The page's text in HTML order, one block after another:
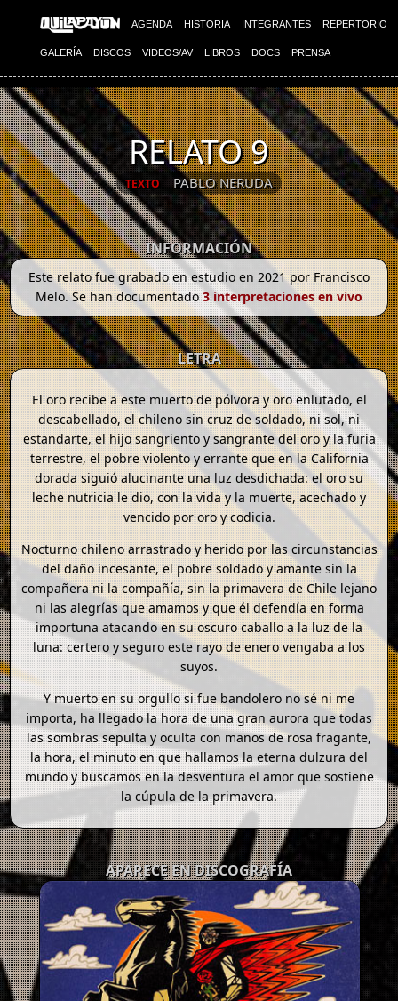
AGENDA HISTORIA INTEGRANTES REPERTORIO
GALERÍA DISCOS VIDEOS/AV LIBROS DOCS PRENSA
RELATO 9
TEXTO PABLO NERUDA
INFORMACIÓN
Este relato fue grabado en estudio en 2021 por Francisco
Melo. Se han documentado3 interpretaciones en vivo
LETRA
El oro recibe a este muerto de pólvora y oro enlutado, el
descabellado, el chileno sin cruz de soldado, ni sol, ni
estandarte, el hijo sangriento y sangrante del oro y la furia
terrestre, el pobre violento y errante que en la California
dorada siguió alucinante una luz desdichada: el oro su
leche nutricia le dio, con la vida y la muerte, acechado y
vencido por oro y codicia.
Nocturno chileno arrastrado y herido por las circunstancias
del daño incesante, el pobre soldado y amante sin la
compañera ni la compañía, sin la primavera de Chile lejano
ni las alegrías que amamos y que él defendía en forma
importuna atacando en su oscuro caballo a la luz de la
luna: certero y seguro este rayo de enero vengaba a los
suyos.
Y muerto en su orgullo si fue bandolero no sé ni me
importa, ha llegado la hora de una gran aurora que todas
las sombras sepulta y oculta con manos de rosa fragante,
la hora, el minuto en que hallamos la eterna dulzura del
mundo y buscamos en la desventura el amor que sostiene
la cúpula de la primavera.
APARECE EN DISCOGRAFÍA